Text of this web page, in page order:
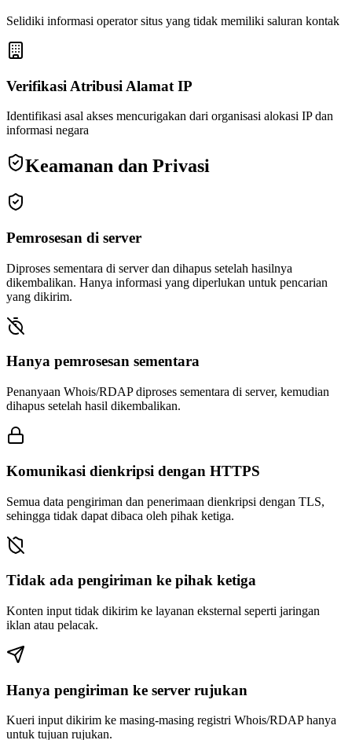
Selidiki informasi operator situs yang tidak memiliki saluran kontak
Verifikasi Atribusi Alamat IP
Identifikasi asal akses mencurigakan dari organisasi alokasi IP dan
informasi negara
Keamanan dan Privasi
Pemrosesan di server
Diproses sementara di server dan dihapus setelah hasilnya
dikembalikan. Hanya informasi yang diperlukan untuk pencarian
yang dikirim.
Hanya pemrosesan sementara
Penanyaan Whois/RDAP diproses sementara di server, kemudian
dihapus setelah hasil dikembalikan.
Komunikasi dienkripsi dengan HTTPS
Semua data pengiriman dan penerimaan dienkripsi dengan TLS,
sehingga tidak dapat dibaca oleh pihak ketiga.
Tidak ada pengiriman ke pihak ketiga
Konten input tidak dikirim ke layanan eksternal seperti jaringan
iklan atau pelacak.
Hanya pengiriman ke server rujukan
Kueri input dikirim ke masing-masing registri Whois/RDAP hanya
untuk tujuan rujukan.